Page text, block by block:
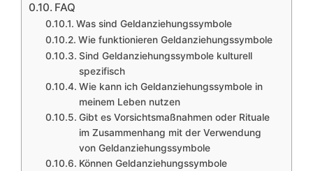
FAQ
Was sind Geldanziehungssymbole
Wie funktionieren Geldanziehungssymbole
Sind Geldanziehungssymbole kulturell
spezifisch
Wie kann ich Geldanziehungssymbole in
meinem Leben nutzen
Gibt es Vorsichtsmaßnahmen oder Rituale
im Zusammenhang mit der Verwendung
von Geldanziehungssymbole
Können Geldanziehungssymbole